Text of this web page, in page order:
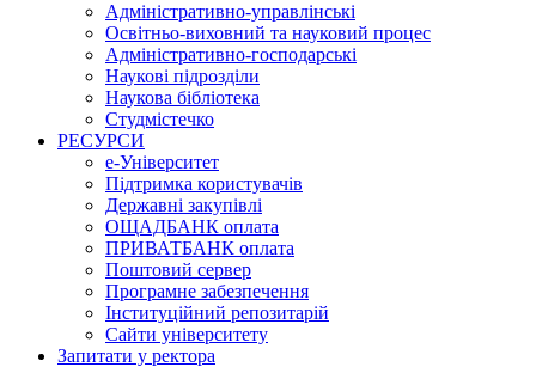
Адміністративно-управлінські
Освітньо-виховний та науковий процес
Адміністративно-господарські
Наукові підрозділи
Наукова бібліотека
Студмістечко
РЕСУРСИ
е-Університет
Підтримка користувачів
Державні закупівлі
ОЩАДБАНК оплата
ПРИВАТБАНК оплата
Поштовий сервер
Програмне забезпечення
Інституційний репозитарій
Сайти університету
Запитати у ректора